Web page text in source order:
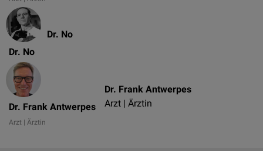
Dr. No
Dr. No
Dr. Frank Antwerpes
Arzt | Ärztin
Dr. Frank Antwerpes
Arzt | Ärztin